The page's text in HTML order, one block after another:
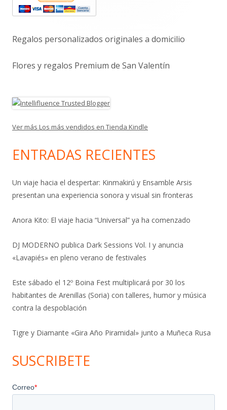
principal
Regalos personalizados originales a domicilio
Flores y regalos Premium de San Valentín
Ver más Los más vendidos en Tienda Kindle
ENTRADAS RECIENTES
Un viaje hacia el despertar: Kinmakirú y Ensamble Arsis
presentan una experiencia sonora y visual sin fronteras
Anora Kito: El viaje hacia “Universal” ya ha comenzado
DJ MODERNO publica Dark Sessions Vol. I y anuncia
«Lavapiés» en pleno verano de festivales
Este sábado el 12º Boina Fest multiplicará por 30 los
habitantes de Arenillas (Soria) con talleres, humor y música
contra la despoblación
Tigre y Diamante «Gira Año Piramidal» junto a Muñeca Rusa
SUSCRIBETE